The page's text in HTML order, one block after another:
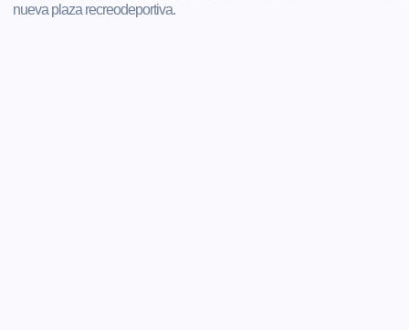
nueva plaza recreodeportiva.